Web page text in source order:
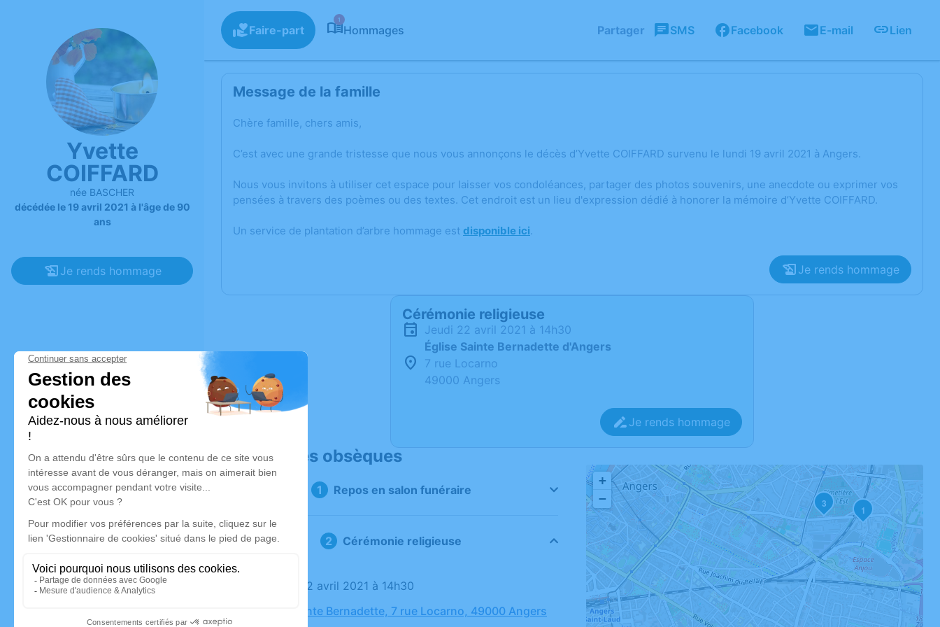
Yvette
COIFFARD
née BASCHER
décédée le 19 avril 2021 à l'âge de 90
ans
Je rends hommage
Faire-part
1
Hommages Partager SMS Facebook E-mail Lien
Message de la famille
Chère famille, chers amis,
C’est avec une grande tristesse que nous vous annonçons le décès d’Yvette COIFFARD survenu le lundi 19 avril 2021 à Angers.
Nous vous invitons à utiliser cet espace pour laisser vos condoléances, partager des photos souvenirs, une anecdote ou exprimer vos
pensées à travers des poèmes ou des textes. Cet endroit est un lieu d'expression dédié à honorer la mémoire d’Yvette COIFFARD.
Un service de plantation d’arbre hommage est disponible ici.
Je rends hommage
Cérémonie religieuse
jeudi 22 avril 2021 à 14h30
Église Sainte Bernadette d'Angers
7 rue Locarno
49000 Angers
Je rends hommage
Déroulé des obsèques
Repos en salon funéraire
Cérémonie religieuse
Le jeudi 22 avril 2021 à 14h30
Église Sainte Bernadette, 7 rue Locarno, 49000 Angers
1
3
+
−